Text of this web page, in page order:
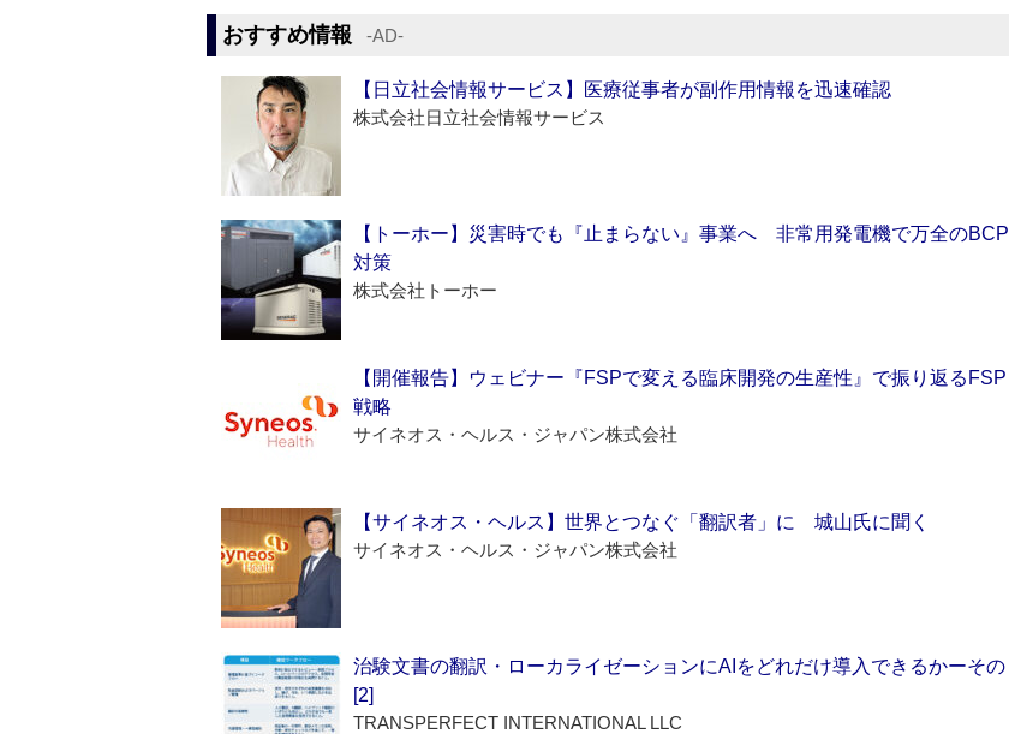
おすすめ情報 ‐AD‐
【日立社会情報サービス】医療従事者が副作用情報を迅速確認
株式会社日立社会情報サービス
【トーホー】災害時でも『止まらない』事業へ 非常用発電機で万全のBCP
対策
株式会社トーホー
【開催報告】ウェビナー『FSPで変える臨床開発の生産性』で振り返るFSP
戦略
サイネオス・ヘルス・ジャパン株式会社
【サイネオス・ヘルス】世界とつなぐ「翻訳者」に 城山氏に聞く
サイネオス・ヘルス・ジャパン株式会社
治験文書の翻訳・ローカライゼーションにAIをどれだけ導入できるかーその
[2]
TRANSPERFECT INTERNATIONAL LLC